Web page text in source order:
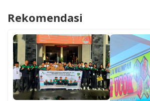
Rekomendasi